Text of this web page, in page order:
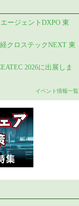
エージェントDXPO 東
経クロステックNEXT 東
2026に出展しま
イベント情報一覧